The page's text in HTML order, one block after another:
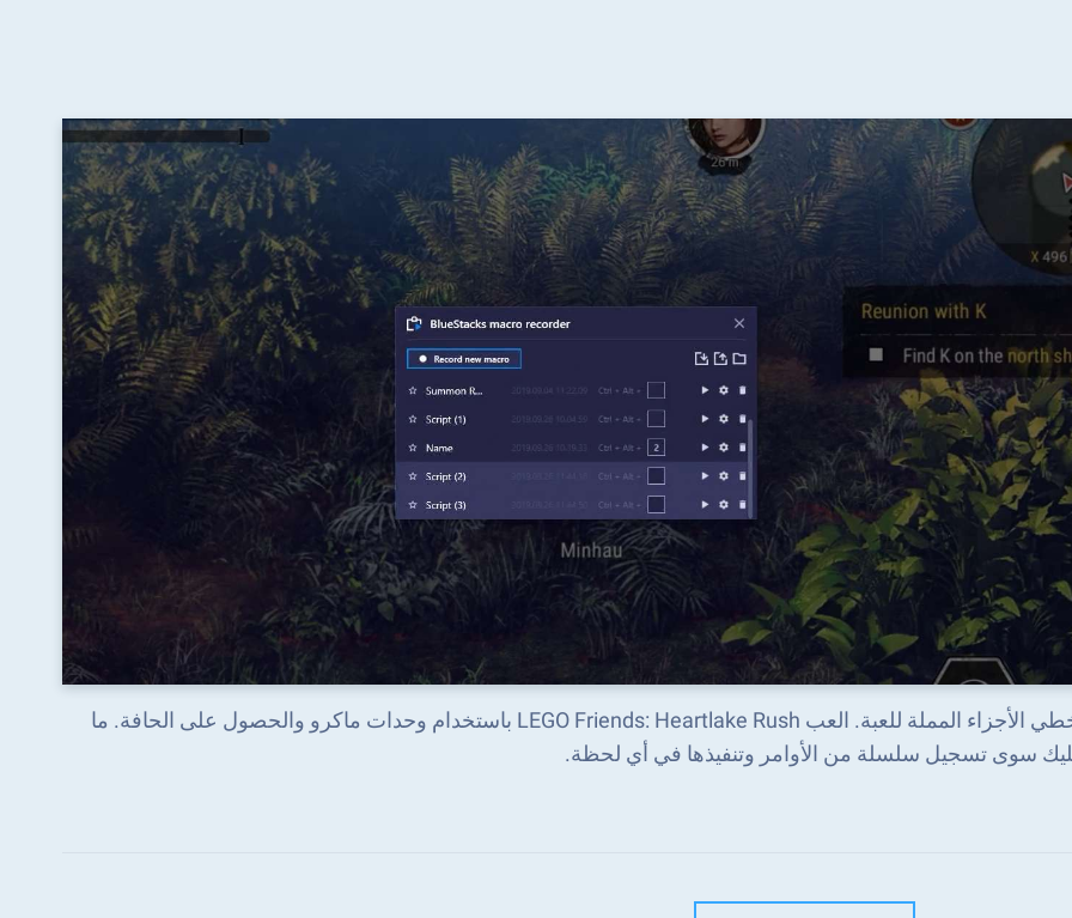
تخطي الأجزاء المملة للعبة. العب LEGO Friends: Heartlake Rush باستخدام وحدات ماكرو والحصول على الحافة. ما
سوى تسجيل سلسلة من الأوامر وتنفيذها في أي لحظة.